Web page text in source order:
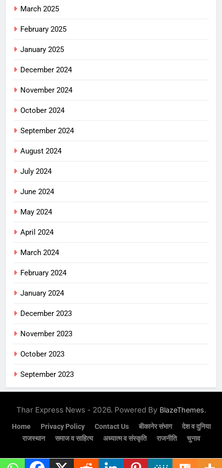
March 2025
February 2025
January 2025
December 2024
November 2024
October 2024
September 2024
August 2024
July 2024
June 2024
May 2024
April 2024
March 2024
February 2024
January 2024
December 2023
November 2023
October 2023
September 2023
Thar Express News - 2026. Powered By BlazeThemes.
Home Privacy Policy Contact Us बीकानेर संभाग
देश व दुनिया
राजस्थान
समाज व साहित्य अध्यात्म व संस्कृति राजनीति चुनाव